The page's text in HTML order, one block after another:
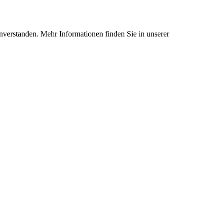
Mehr Informationen finden Sie in unserer